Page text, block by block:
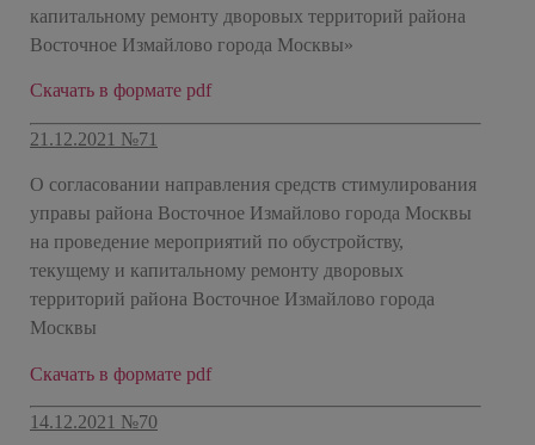
капитальному ремонту дворовых территорий района
Восточное Измайлово города Москвы»
Скачать в формате pdf
21.12.2021 №71
О согласовании направления средств стимулирования
управы района Восточное Измайлово города Москвы
на проведение мероприятий по обустройству,
текущему и капитальному ремонту дворовых
территорий района Восточное Измайлово города
Москвы
Скачать в формате pdf
14.12.2021 №70